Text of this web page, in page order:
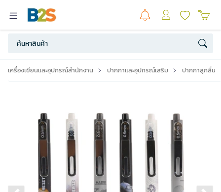
เครื่องเขียนและอุปกรณ์สำนักงาน ปากกาและอุปกรณ์เสริม ปากกาลูกลื่น